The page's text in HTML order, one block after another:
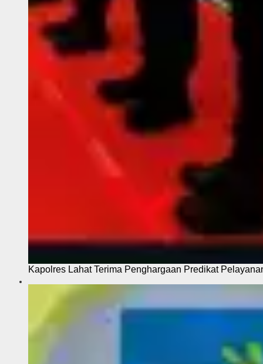
Kapolres Lahat Terima Penghargaan Predikat